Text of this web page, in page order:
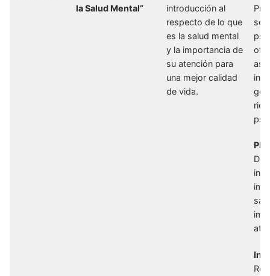
la Salud Mental”
introducción al
respecto de lo que
es la salud mental
y la importancia de
su atención para
una mejor calidad
de vida.
así